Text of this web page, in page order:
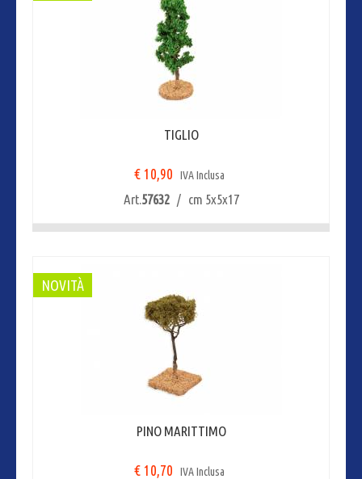
TIGLIO
€ 10,90 IVA Inclusa
Art.57632/ cm 5x5x17
PINO MARITTIMO
€ 10,70 IVA Inclusa
NOVITÀ